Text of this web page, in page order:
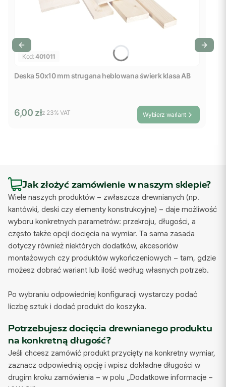
Kod:401011
Deska 50x10 mm strugana heblowana świerk klasa AB
Cena brutto
6,00 złz %s VAT
z 23% VAT Wybierz wariant
Jak złożyć zamówienie w naszym sklepie?
Wiele naszych produktów – zwłaszcza drewnianych (np.
kantówki, deski czy elementy konstrukcyjne) – daje możliwość
wyboru konkretnych parametrów: przekroju, długości, a
często także opcji docięcia na wymiar. Ta sama zasada
dotyczy również niektórych dodatków, akcesoriów
montażowych czy produktów wykończeniowych – tam, gdzie
możesz dobrać wariant lub ilość według własnych potrzeb.
Po wybraniu odpowiedniej konfiguracji wystarczy podać
liczbę sztuk i dodać produkt do koszyka.
Potrzebujesz docięcia drewnianego produktu
na konkretną długość?
Jeśli chcesz zamówić produkt przycięty na konkretny wymiar,
zaznacz odpowiednią opcję i wpisz dokładne długości w
drugim kroku zamówienia – w polu „Dodatkowe informacje –